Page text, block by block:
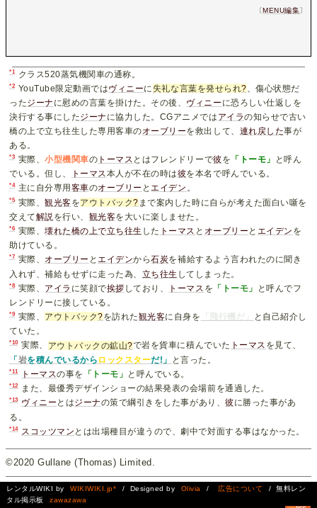
〔MENU編集〕
*1 クラス520蒸気機関車の通称。
*2 YouTube限定動画ではヴィニーに 失礼な言葉を発せられ? 、傷心状態だ
ったジーナ に慰めの言葉を掛けた。その後、 ヴィニー に恐ろしい仕返しを
決行する事にしたジーナ に協力した。CGアニメでは アイラの知らせで古い
橋の上で立ち往生した専用客車のオーブリーを救出して、 連れ戻した事が
ある。
*3 実際、小型機関車の トーマス とはフレンドリーで彼を 「トーモ」
と呼ん
でいる。但し、
トーマス 本人が不在の時は彼を本名で呼んでいる。
*4 主に自分専用 客車のオーブリー とエイデン 。
*5 実際、観光客をアウトバック? まで案内した時に自らが考えた面白い噺を
交えて解説 を行い、 観光客を大いに楽しませた。
*6 実際、壊れた橋の上で立ち往生 した トーマス と オーブリー と エイデン を
助けている。
*7 実際、 オーブリー とエイデンから石炭を補給するよう言われたのに聞き
入れず、補給もせずに走った為、 立ち往生 してしまった。
*8 実際、 アイラ に笑顔で挨拶 しており、 トーマス を 「トーモ」
と呼んでフ
レンドリーに接している。
*9 実際、 アウトバック?を訪れた観光客に自身を 「飛行機だ」
と自己紹介し
ていた。
*10 実際、 アウトバックの鉱山?で岩を貨車に積んでいた トーマス を見て、
「岩を積んでいるから ロックスターだ!」 と言った。
*11 トーマスの事を 「トーモ」 と呼んでいる。
*12 また、最優秀デザインショーの結果発表の会場前を通過した。
*13 ヴィニー とはジーナの策で綱引きをした事があり、彼に勝った事があ
る。
*14 スコッツマン とは出場種目が違うので、劇中で対面する事はなかった。
©2020 Gullane (Thomas) Limited.
レンタルWIKI by WIKIWIKI.jp* / Designed by Olivia / 広告について
/ 無料レン
タル掲示板
zawazawa